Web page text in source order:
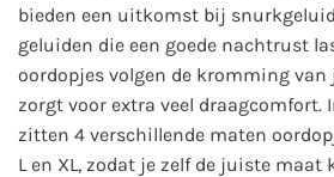
bieden een uitkomst bij
geluiden die een goede nachtrust
oordopjes volgen de kromming van
zorgt voor extra veel draagcomfort.
zitten 4 verschillende maten
L en XL, zodat je zelf de juiste maat